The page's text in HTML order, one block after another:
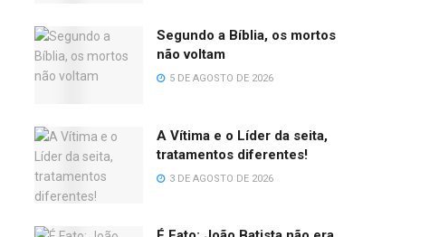
Segundo a Bíblia, os mortos
não voltam
5 DE AGOSTO DE 2026
A Vítima e o Líder da seita,
tratamentos diferentes!
3 DE AGOSTO DE 2026